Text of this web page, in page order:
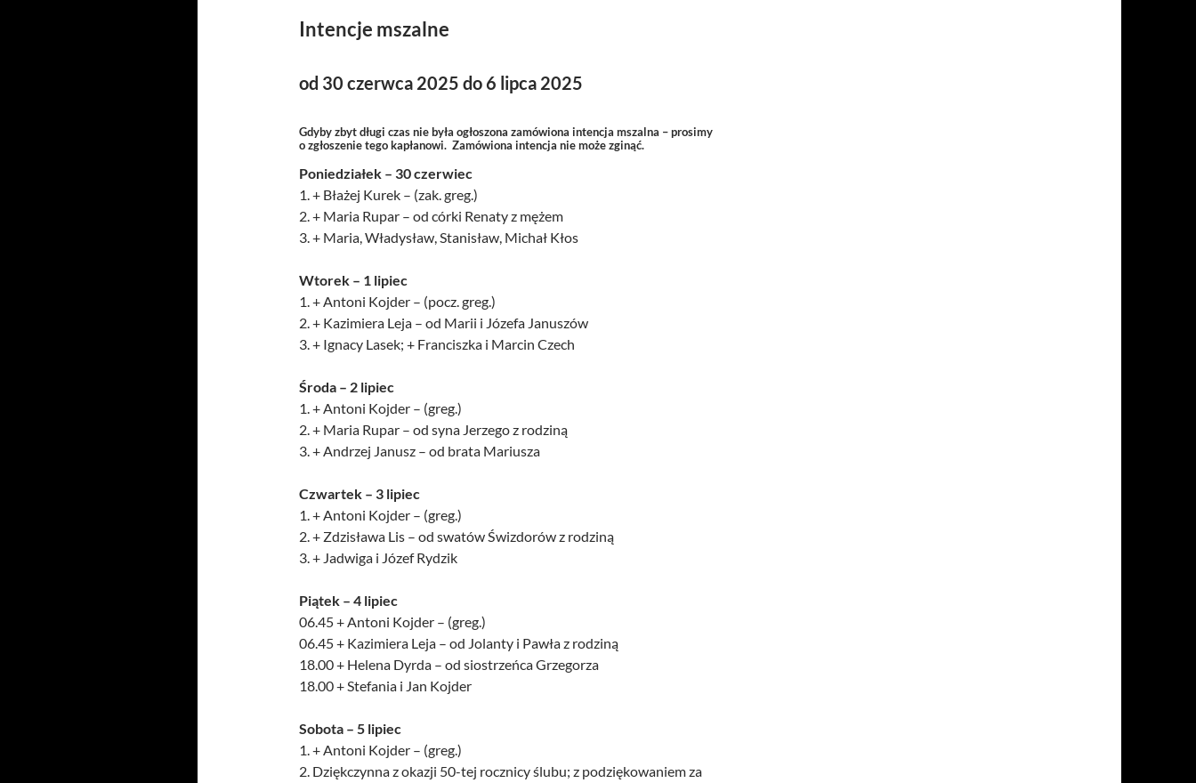
Intencje mszalne
od 30 czerwca 2025 do 6 lipca 2025
Gdyby zbyt długi czas nie była ogłoszona zamówiona intencja mszalna – prosimy
o zgłoszenie tego kapłanowi. Zamówiona intencja nie może zginąć.
Poniedziałek – 30 czerwiec
1. + Błażej Kurek – (zak. greg.)
2. + Maria Rupar – od córki Renaty z mężem
3. + Maria, Władysław, Stanisław, Michał Kłos
Wtorek – 1 lipiec
1. + Antoni Kojder – (pocz. greg.)
2. + Kazimiera Leja – od Marii i Józefa Januszów
3. + Ignacy Lasek; + Franciszka i Marcin Czech
Środa – 2 lipiec
1. + Antoni Kojder – (greg.)
2. + Maria Rupar – od syna Jerzego z rodziną
3. + Andrzej Janusz – od brata Mariusza
Czwartek – 3 lipiec
1. + Antoni Kojder – (greg.)
2. + Zdzisława Lis – od swatów Świzdorów z rodziną
3. + Jadwiga i Józef Rydzik
Piątek – 4 lipiec
06.45 + Antoni Kojder – (greg.)
06.45 + Kazimiera Leja – od Jolanty i Pawła z rodziną
18.00 + Helena Dyrda – od siostrzeńca Grzegorza
18.00 + Stefania i Jan Kojder
Sobota – 5 lipiec
1. + Antoni Kojder – (greg.)
2. Dziękczynna z okazji 50-tej rocznicy ślubu; z podziękowaniem za